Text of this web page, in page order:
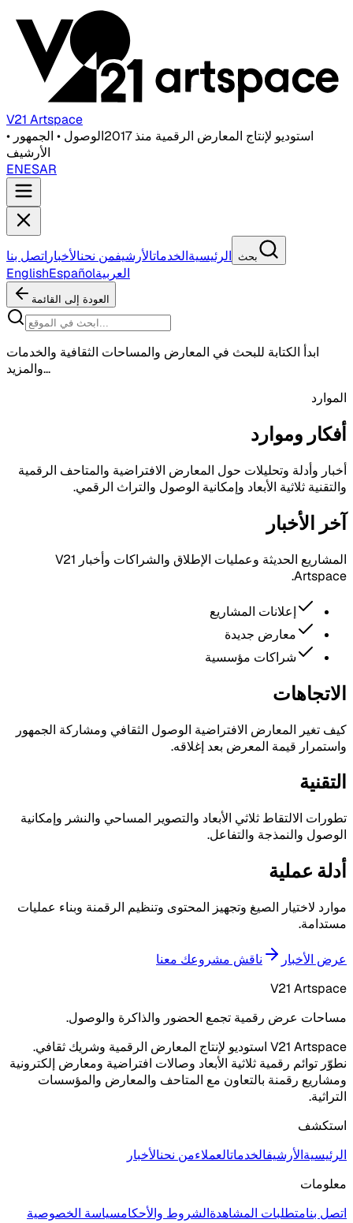
V21 Artspace
استوديو لإنتاج المعارض الرقمية منذ 2017
الوصول • الجمهور •
الأرشيف
ENESAR
الرئيسيةالخدماتالأرشيفمن نحنالأخبار اتصل بنا بحث
EnglishEspañolالعربية
العودة إلى القائمة
ابدأ الكتابة للبحث في المعارض والمساحات الثقافية والخدمات
والمزيد...
الموارد
أفكار وموارد
أخبار وأدلة وتحليلات حول المعارض الافتراضية والمتاحف الرقمية
والتقنية ثلاثية الأبعاد وإمكانية الوصول والتراث الرقمي.
آخر الأخبار
المشاريع الحديثة وعمليات الإطلاق والشراكات وأخبار V21
Artspace.
إعلانات المشاريع
معارض جديدة
شراكات مؤسسية
الاتجاهات
كيف تغير المعارض الافتراضية الوصول الثقافي ومشاركة الجمهور
واستمرار قيمة المعرض بعد إغلاقه.
التقنية
تطورات الالتقاط ثلاثي الأبعاد والتصوير المساحي والنشر وإمكانية
الوصول والنمذجة والتفاعل.
أدلة عملية
موارد لاختيار الصيغ وتجهيز المحتوى وتنظيم الرقمنة وبناء عمليات
مستدامة.
عرض الأخبار
ناقش مشروعك معنا
V21 Artspace
مساحات عرض رقمية تجمع الحضور والذاكرة والوصول.
V21 Artspace استوديو لإنتاج المعارض الرقمية وشريك ثقافي.
نطوّر توائم رقمية ثلاثية الأبعاد وصالات افتراضية ومعارض إلكترونية
ومشاريع رقمنة بالتعاون مع المتاحف والمعارض والمؤسسات
التراثية.
استكشف
الرئيسيةالأرشيفالخدماتالعملاءمن نحنالأخبار
معلومات
اتصل بنامتطلبات المشاهدةالشروط والأحكامسياسة الخصوصية